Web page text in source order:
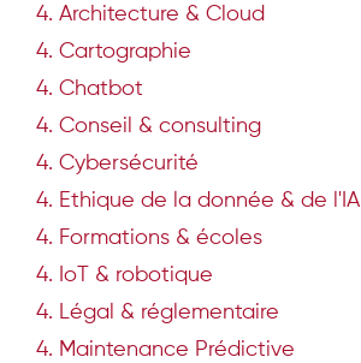
4. Architecture & Cloud
4. Cartographie
4. Chatbot
4. Conseil & consulting
4. Cybersécurité
4. Ethique de la donnée & de l'IA
4. Formations & écoles
4. IoT & robotique
4. Légal & réglementaire
4. Maintenance Prédictive